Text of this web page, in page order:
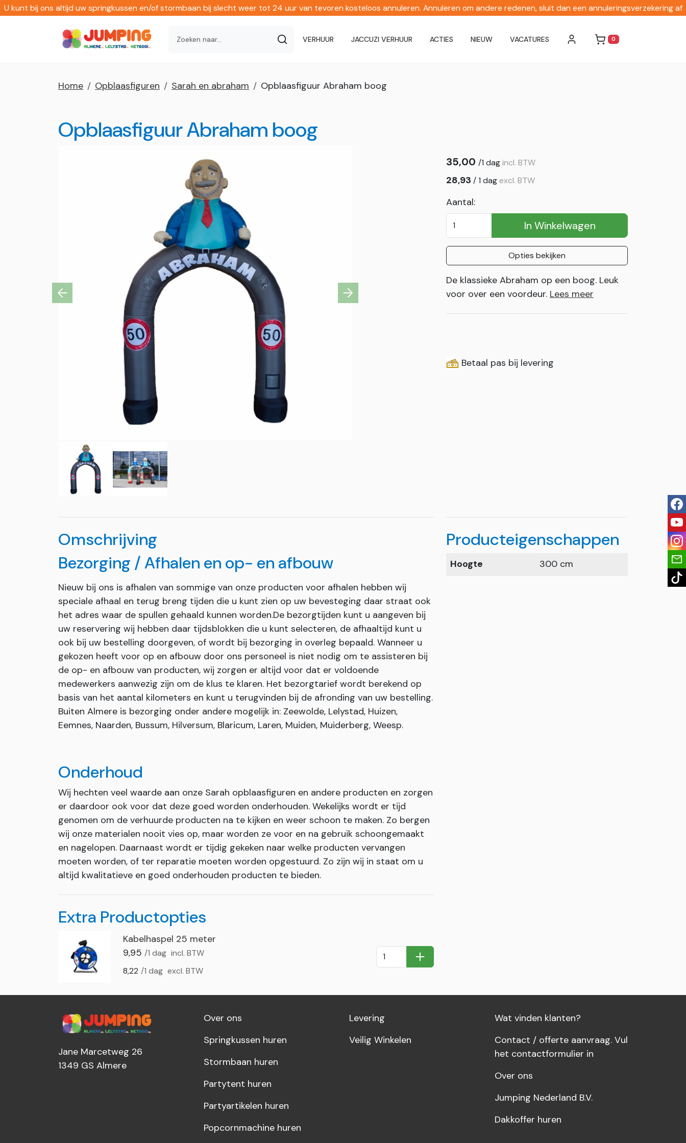
U kunt bij ons altijd uw springkussen en/of stormbaan bij slecht weer tot 24 uur van tevoren kosteloos annuleren. Annuleren om andere redenen, sluit dan een annuleringsverzekering af
VERHUUR JACCUZI VERHUUR ACTIES NIEUW VACATURES WINKELWAGEN
0
Home Opblaasfiguren Sarah en abraham Opblaasfiguur Abraham boog
Opblaasfiguur Abraham boog
Previous Next
35,00 /1 dagincl. BTW
28,93 /1 dag excl. BTW
Aantal:
In Winkelwagen
Opties bekijken
De klassieke Abraham op een boog. Leuk
voor over een voordeur. Lees meer
Betaal pas bij levering
Omschrijving
Bezorging / Afhalen en op- en afbouw
Nieuw bij ons is afhalen van sommige van onze producten voor afhalen hebben wij
speciale afhaal en terug breng tijden die u kunt zien op uw bevesteging daar straat ook
het adres waar de spullen gehaald kunnen worden.De bezorgtijden kunt u aangeven bij
uw reservering wij hebben daar tijdsblokken die u kunt selecteren, de afhaaltijd kunt u
ook bij uw bestelling doorgeven, of wordt bij bezorging in overleg bepaald. Wanneer u
gekozen heeft voor op en afbouw door ons personeel is niet nodig om te assisteren bij
de op- en afbouw van producten, wij zorgen er altijd voor dat er voldoende
medewerkers aanwezig zijn om de klus te klaren. Het bezorgtarief wordt berekend op
basis van het aantal kilometers en kunt u terugvinden bij de afronding van uw bestelling.
Buiten Almere is bezorging onder andere mogelijk in: Zeewolde, Lelystad, Huizen,
Eemnes, Naarden, Bussum, Hilversum, Blaricum, Laren, Muiden, Muiderberg, Weesp.
Onderhoud
Wij hechten veel waarde aan onze Sarah opblaasfiguren en andere producten en zorgen
er daardoor ook voor dat deze goed worden onderhouden. Wekelijks wordt er tijd
genomen om de verhuurde producten na te kijken en weer schoon te maken. Zo bergen
wij onze materialen nooit vies op, maar worden ze voor en na gebruik schoongemaakt
en nagelopen. Daarnaast wordt er tijdig gekeken naar welke producten vervangen
moeten worden, of ter reparatie moeten worden opgestuurd. Zo zijn wij in staat om u
altijd kwalitatieve en goed onderhouden producten te bieden.
Extra Productopties
Kabelhaspel 25 meter
9,95 /1 dag incl. BTW
8,22 /1 dag excl. BTW
In Winkelwagen
Producteigenschappen
Hoogte 300 cm
Jane Marcetweg 26
1349 GS Almere
Over ons
Springkussen huren
Stormbaan huren
Partytent huren
Partyartikelen huren
Popcornmachine huren
Levering
Veilig Winkelen
Wat vinden klanten?
Contact / offerte aanvraag. Vul
het contactformulier in
Over ons
Jumping Nederland B.V.
Dakkoffer huren